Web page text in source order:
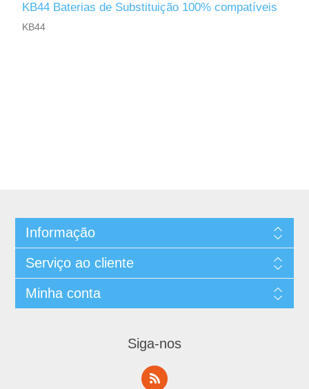
KB44 Baterias de Substituição 100% compatíveis
KB44
Informação
Serviço ao cliente
Minha conta
Siga-nos